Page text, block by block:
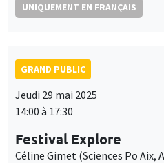
UNIQUEMENT EN FRANÇAIS
GRAND PUBLIC
Jeudi 29 mai 2025
14:00 à 17:30
Festival Explore
Céline Gimet (Sciences Po Aix,